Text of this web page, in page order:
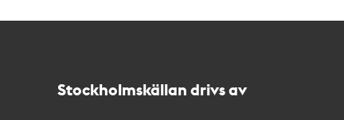
Stockholmskällan drivs av